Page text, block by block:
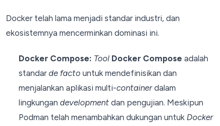
Docker telah lama menjadi standar industri, dan
ekosistemnya mencerminkan dominasi ini.
Docker Compose: Tool Docker Compose adalah
standar de factountuk mendefinisikan dan
menjalankan aplikasi multi-containerdalam
lingkungan developmentdan pengujian. Meskipun
Podman telah menambahkan dukungan untuk Docker